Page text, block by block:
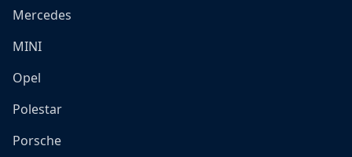
Mercedes
MINI
Opel
Polestar
Porsche